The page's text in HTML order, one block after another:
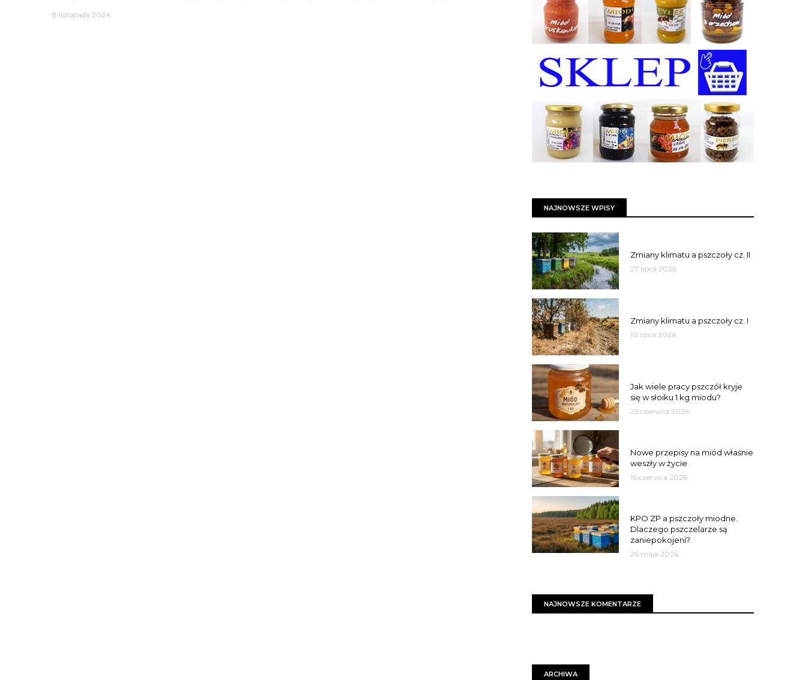
8 listopada 2024
NAJNOWSZE WPISY
Zmiany klimatu a pszczoły cz. II
27 lipca 2026
Zmiany klimatu a pszczoły cz. I
10 lipca 2026
Jak wiele pracy pszczół kryje
się w słoiku 1 kg miodu?
23 czerwca 2026
Nowe przepisy na miód właśnie
weszły w życie
16 czerwca 2026
KPO ZP a pszczoły miodne.
Dlaczego pszczelarze są
zaniepokojeni?
26 maja 2026
NAJNOWSZE KOMENTARZE
ARCHIWA